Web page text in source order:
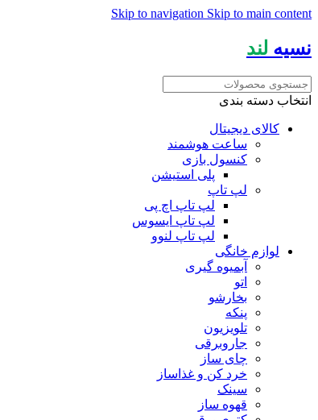
Skip to navigation Skip to main content
نسیه لند
انتخاب دسته بندی
کالای دیجیتال
ساعت هوشمند
کنسول بازی
پلی استیشن
لپ تاپ
لپ تاپ اچ پی
لپ تاپ ایسوس
لپ تاپ لنوو
لوازم خانگی
آبمیوه گیری
اتو
بخارشو
پنکه
تلویزیون
جاروبرقی
چای ساز
خرد کن و غذاساز
سینک
قهوه ساز